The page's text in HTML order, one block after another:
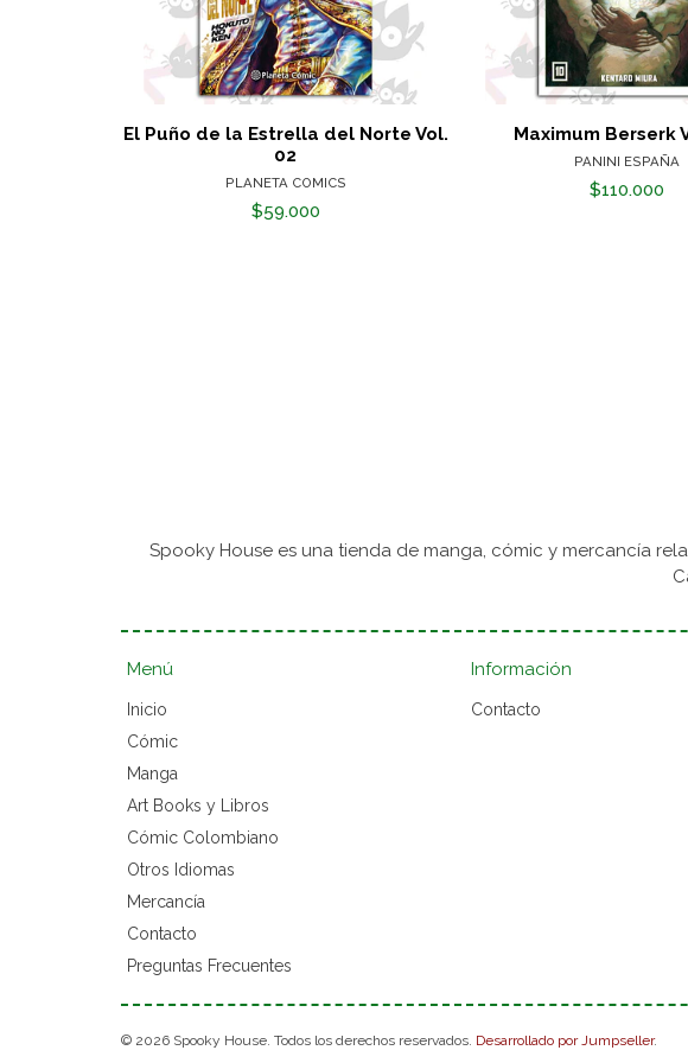
El Puño de la Estrella del Norte Vol.
02
PLANETA COMICS
$59.000
Maximum Berserk
PANINI ESPAÑA
$110.000
Spooky House es una tienda de manga, cómic y mercancía
Menú
Inicio
Cómic
Manga
Art Books y Libros
Cómic Colombiano
Otros Idiomas
Mercancía
Contacto
Preguntas Frecuentes
Información
Contacto
© 2026 Spooky House. Todos los derechos reservados. Desarrollado por Jumpseller.